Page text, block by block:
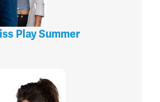
Play Summer